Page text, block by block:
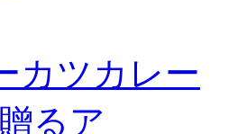
カツカレー